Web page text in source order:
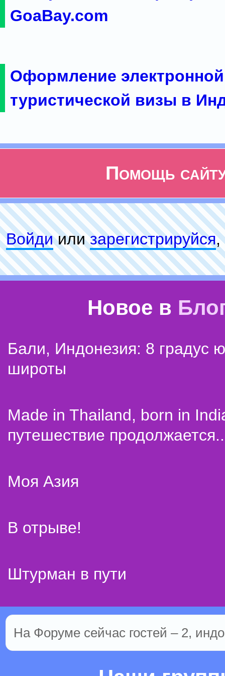
GoaBay.com
Оформление электронной
туристической визы в
Помощь
Войдиилизарeгиcтpируйся,
Новое в
Бали, Индонезия: 8 градус
широты
Made in Thailand, born in
путешествие
Моя Азия
В отрыве!
Штурман в пути
На Форуме сейчас гостей – 2,